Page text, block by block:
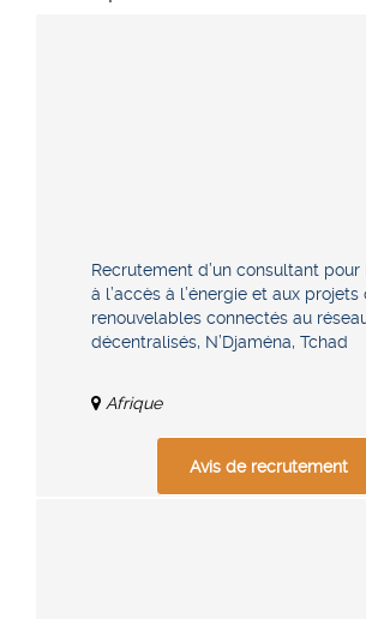
Recrutement d’un consultant pour
à l’accès à l’énergie et aux projets
renouvelables connectés au
décentralisés, N’Djaména, Tchad
Afrique
Avis de recrutement